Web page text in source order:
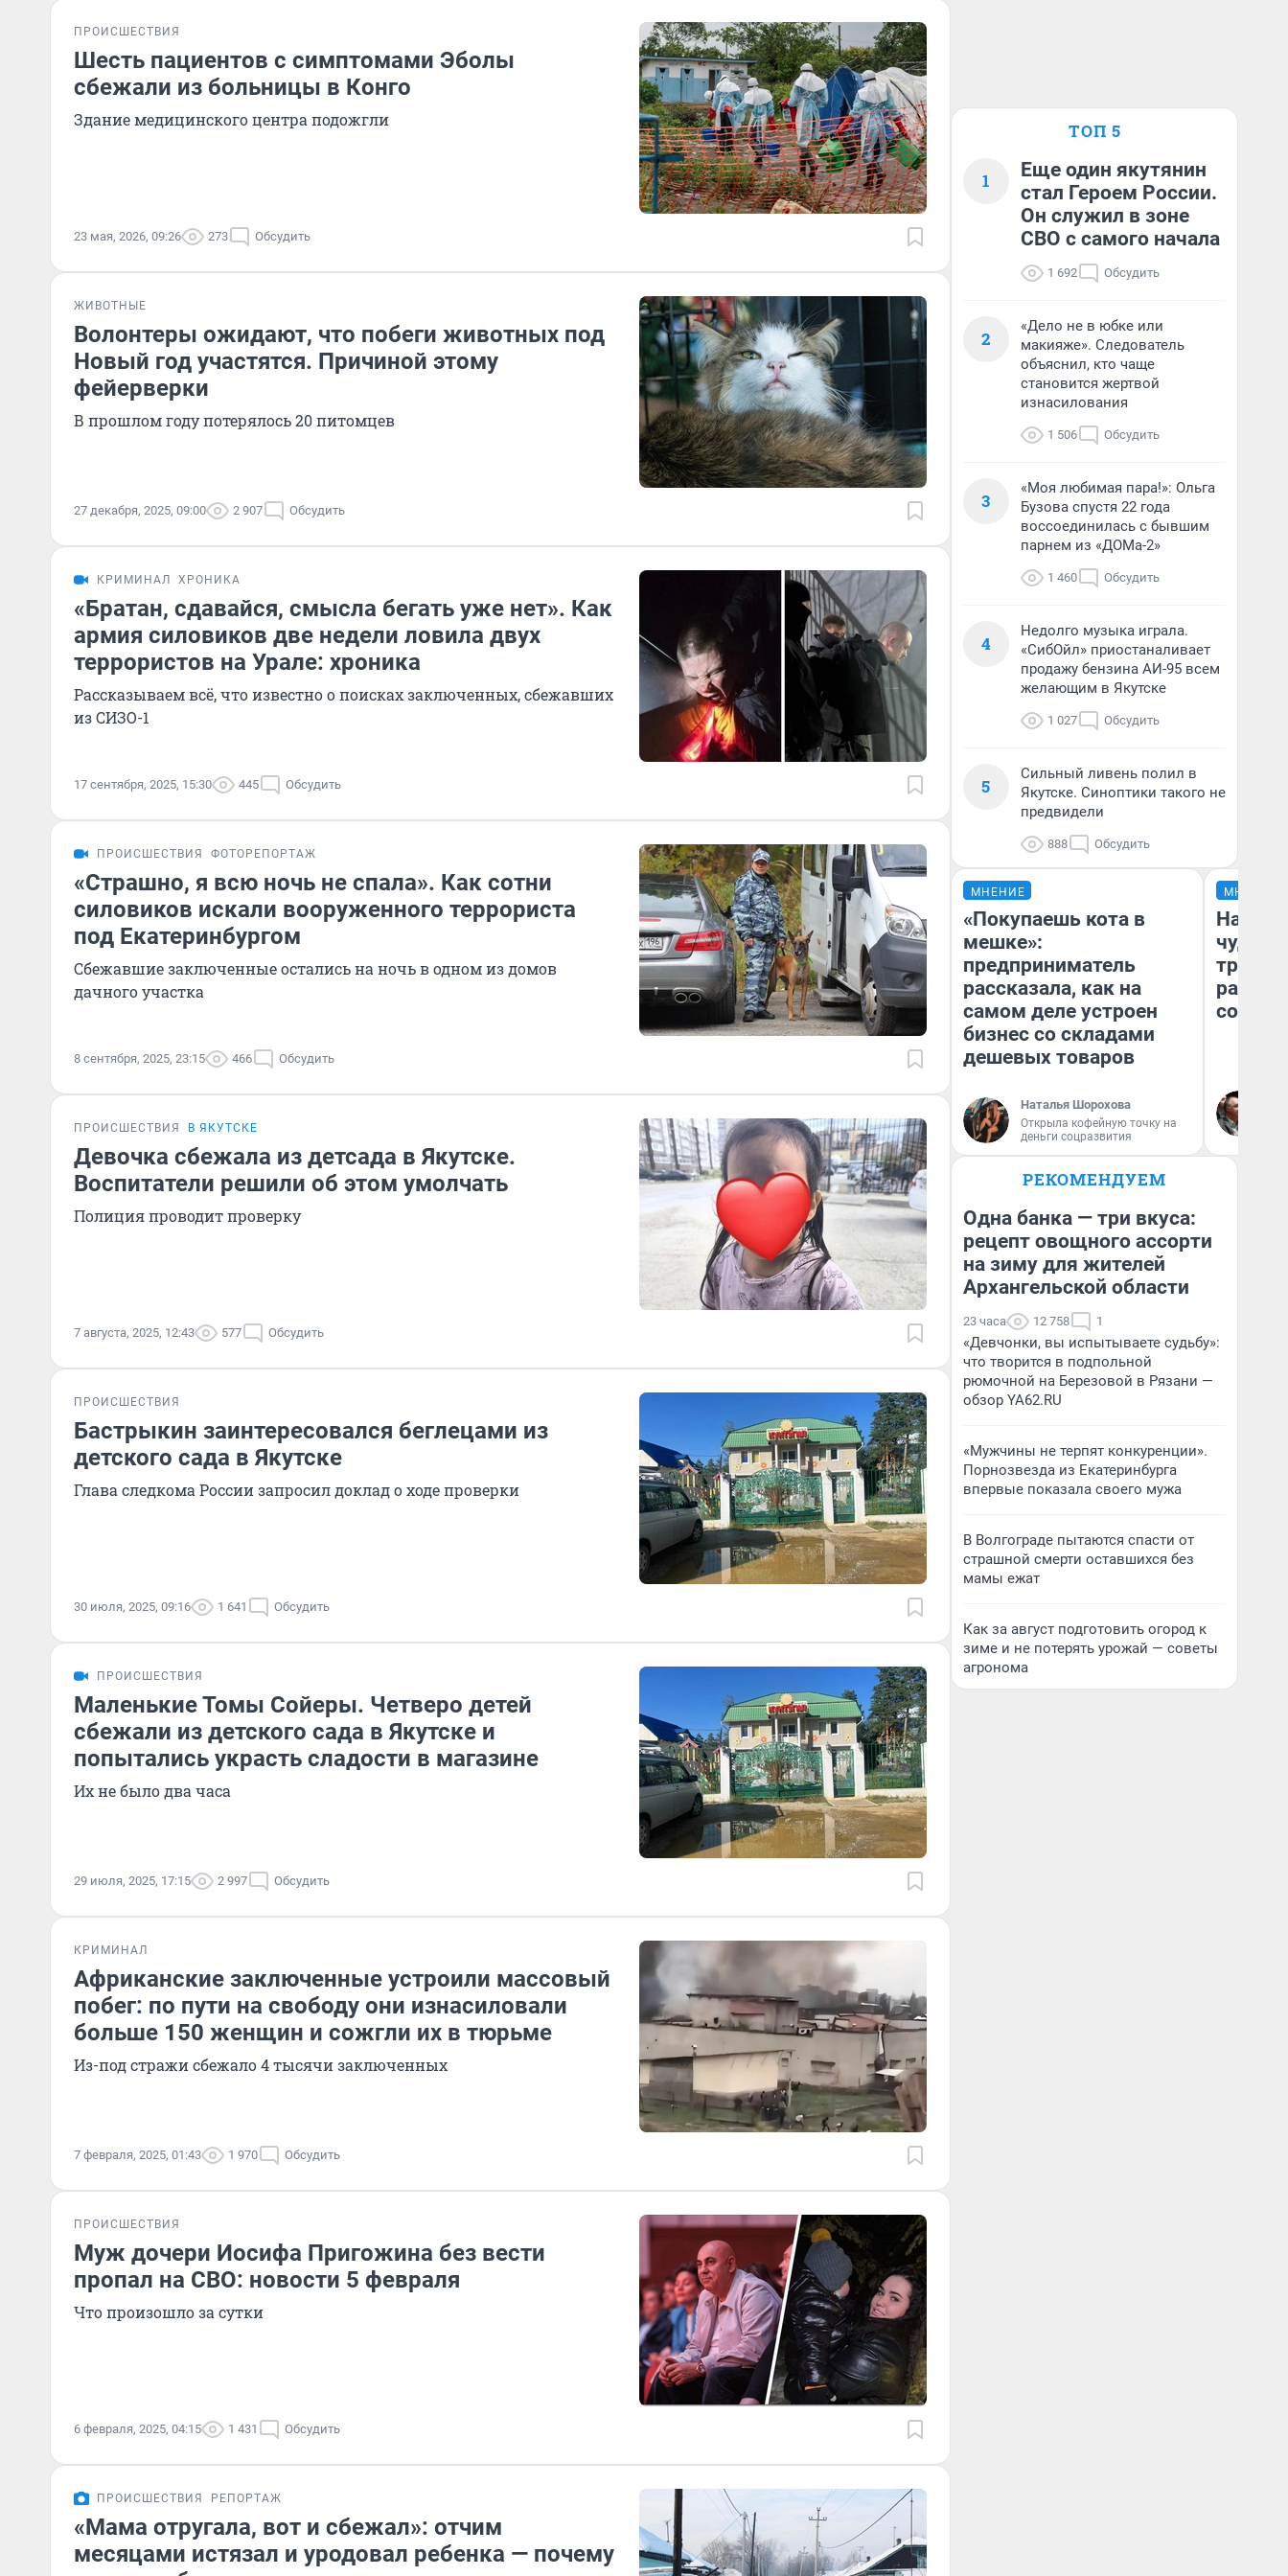
ПРОИСШЕСТВИЯ
Шесть пациентов с симптомами Эболы
сбежали из больницы в Конго
Здание медицинского центра подожгли
23 мая, 2026, 09:26 273 Обсудить
ЖИВОТНЫЕ
Волонтеры ожидают, что побеги животных под
Новый год участятся. Причиной этому
фейерверки
В прошлом году потерялось 20 питомцев
27 декабря, 2025, 09:00 2 907 Обсудить
КРИМИНАЛ ХРОНИКА
«Братан, сдавайся, смысла бегать уже нет». Как
армия силовиков две недели ловила двух
террористов на Урале: хроника
Рассказываем всё, что известно о поисках заключенных, сбежавших
из СИЗО-1
17 сентября, 2025, 15:30 445 Обсудить
ПРОИСШЕСТВИЯ ФОТОРЕПОРТАЖ
«Страшно, я всю ночь не спала». Как сотни
силовиков искали вооруженного террориста
под Екатеринбургом
Сбежавшие заключенные остались на ночь в одном из домов
дачного участка
8 сентября, 2025, 23:15 466 Обсудить
ПРОИСШЕСТВИЯ В ЯКУТСКЕ
Девочка сбежала из детсада в Якутске.
Воспитатели решили об этом умолчать
Полиция проводит проверку
7 августа, 2025, 12:43 577 Обсудить
ПРОИСШЕСТВИЯ
Бастрыкин заинтересовался беглецами из
детского сада в Якутске
Глава следкома России запросил доклад о ходе проверки
30 июля, 2025, 09:16 1 641 Обсудить
ПРОИСШЕСТВИЯ
Маленькие Томы Сойеры. Четверо детей
сбежали из детского сада в Якутске и
попытались украсть сладости в магазине
Их не было два часа
29 июля, 2025, 17:15 2 997 Обсудить
КРИМИНАЛ
Африканские заключенные устроили массовый
побег: по пути на свободу они изнасиловали
больше 150 женщин и сожгли их в тюрьме
Из-под стражи сбежало 4 тысячи заключенных
7 февраля, 2025, 01:43 1 970 Обсудить
ПРОИСШЕСТВИЯ
Муж дочери Иосифа Пригожина без вести
пропал на СВО: новости 5 февраля
Что произошло за сутки
6 февраля, 2025, 04:15 1 431 Обсудить
ПРОИСШЕСТВИЯ РЕПОРТАЖ
«Мама отругала, вот и сбежал»: отчим
месяцами истязал и уродовал ребенка — почему
ТОП 5
1
Еще один якутянин
стал Героем России.
Он служил в зоне
СВО с самого начала
1 692 Обсудить
2
«Дело не в юбке или
макияже». Следователь
объяснил, кто чаще
становится жертвой
изнасилования
1 506 Обсудить
3
«Моя любимая пара!»: Ольга
Бузова спустя 22 года
воссоединилась с бывшим
парнем из «ДОМа-2»
1 460 Обсудить
4
Недолго музыка играла.
«СибОйл» приостаналивает
продажу бензина АИ-95 всем
желающим в Якутске
1 027 Обсудить
5
Сильный ливень полил в
Якутске. Синоптики такого не
предвидели
888 Обсудить
МНЕНИЕ
«Покупаешь кота в
мешке»:
предприниматель
рассказала, как на
самом деле устроен
бизнес со складами
дешевых товаров
Наталья Шорохова
Открыла кофейную точку на
деньги соцразвития
МНЕНИЕ
чудом
РЕКОМЕНДУЕМ
Одна банка — три вкуса:
рецепт овощного ассорти
на зиму для жителей
Архангельской области
23 часа 12 758 1
«Девчонки, вы испытываете судьбу»:
что творится в подпольной
рюмочной на Березовой в Рязани —
обзор YA62.RU
«Мужчины не терпят конкуренции».
Порнозвезда из Екатеринбурга
впервые показала своего мужа
В Волгограде пытаются спасти от
страшной смерти оставшихся без
мамы ежат
Как за август подготовить огород к
зиме и не потерять урожай — советы
агронома